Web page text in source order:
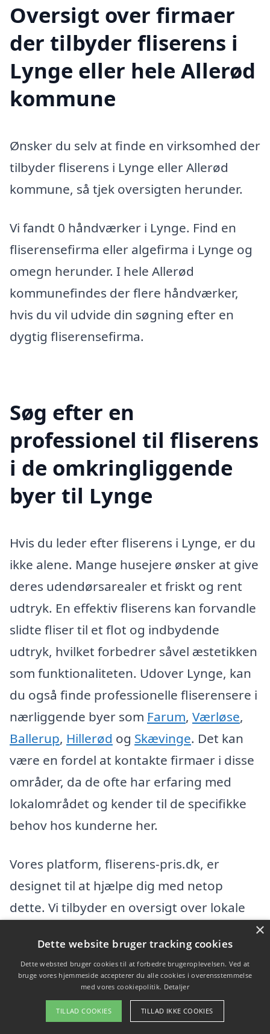
Oversigt over firmaer
der tilbyder fliserens i
Lynge eller hele Allerød
kommune
Ønsker du selv at finde en virksomhed der
tilbyder fliserens i Lynge eller Allerød
kommune, så tjek oversigten herunder.
Vi fandt 0 håndværker i Lynge. Find en
fliserensefirma eller algefirma i Lynge og
omegn herunder. I hele Allerød
kommunefindes der flere håndværker,
hvis du vil udvide din søgning efter en
dygtig fliserensefirma.
Søg efter en
professionel til fliserens
i de omkringliggende
byer til Lynge
Hvis du leder efter fliserens i Lynge, er du
ikke alene. Mange husejere ønsker at give
deres udendørsarealer et friskt og rent
udtryk. En effektiv fliserens kan forvandle
slidte fliser til et flot og indbydende
udtryk, hvilket forbedrer såvel æstetikken
som funktionaliteten. Udover Lynge, kan
du også finde professionelle fliserensere i
nærliggende byer som Farum, Værløse,
Ballerup, Hillerød og Skævinge. Det kan
være en fordel at kontakte firmaer i disse
områder, da de ofte har erfaring med
lokalområdet og kender til de specifikke
behov hos kunderne her.
Vores platform, fliserens-pris.dk, er
designet til at hjælpe dig med netop
dette. Vi tilbyder en oversigt over lokale
Tjenesten gør det muligt for dig at:
Se anmeldelser og vurderinger af
forskellige flisespecialister
×
Dette website bruger tracking cookies
Dette websted bruger cookies til at forbedre brugeroplevelsen. Ved at
bruge vores hjemmeside accepterer du alle cookies i overensstemmelse
med vores cookiepolitik. Detaljer
TILLAD COOKIES TILLAD IKKE COOKIES